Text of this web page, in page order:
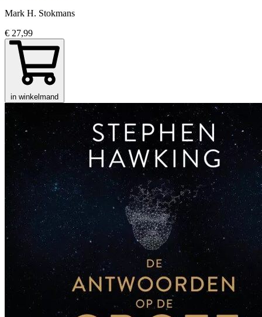
Mark H. Stokmans
€ 27,99
in winkelmand